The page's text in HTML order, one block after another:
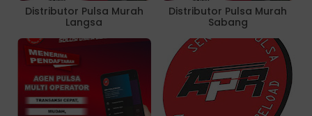
Distributor Pulsa Murah
Langsa
Distributor Pulsa Murah
Sabang